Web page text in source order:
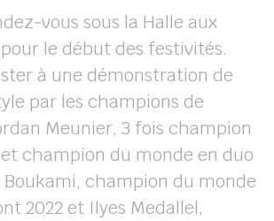
vous sous la Halle aux
le début des festivités.
à une démonstration de
par les champions de
Meunier, 3 fois champion
champion du monde en duo
Boukami, champion du monde
2022 et Ilyes Medallel,